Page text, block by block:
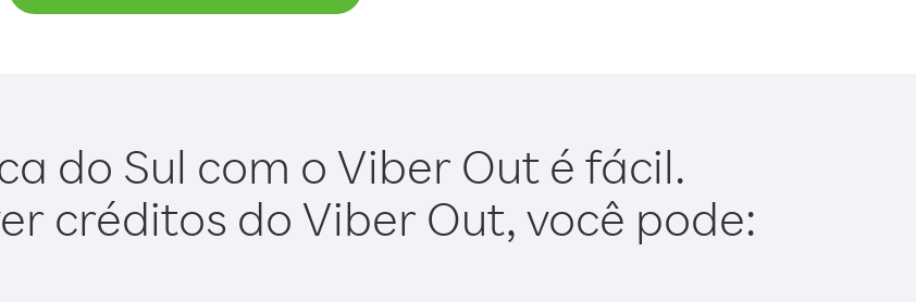
do Sul com o Viber Out é fácil.
créditos do Viber Out, você pode: